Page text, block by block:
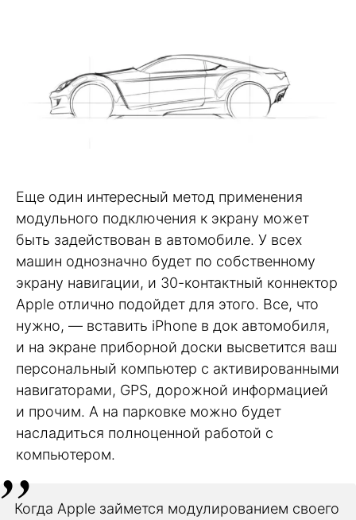
Еще один интересный метод применения
модульного подключения к экрану может
быть задействован в автомобиле. У всех
машин однозначно будет по собственному
экрану навигации, и 30-контактный коннектор
Apple отлично подойдет для этого. Все, что
нужно, — вставить iPhone в док автомобиля,
и на экране приборной доски высветится ваш
персональный компьютер с активированными
навигаторами, GPS, дорожной информацией
и прочим. А на парковке можно будет
насладиться полноценной работой с
компьютером.
Когда Apple займется модулированием своего